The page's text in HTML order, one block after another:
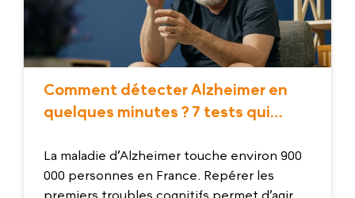
Comment détecter Alzheimer en
quelques minutes ? 7 tests qui
La maladie d’Alzheimer touche environ 900
000 personnes en France. Repérer les
premiers troubles cognitifs permet d’agir